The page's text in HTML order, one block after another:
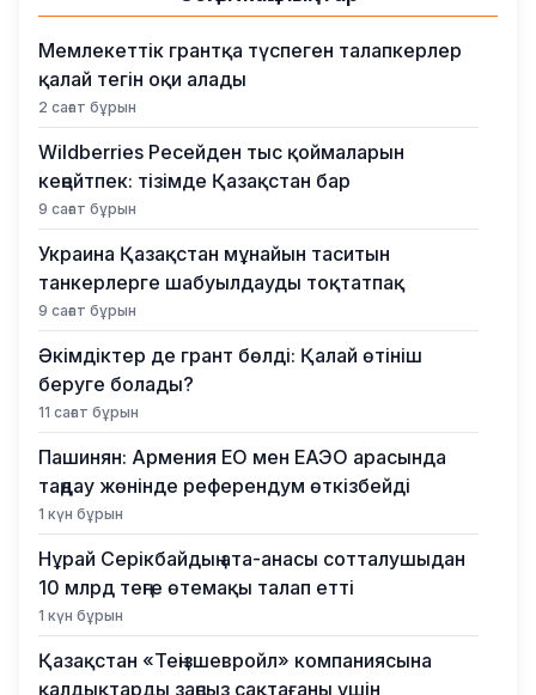
Мемлекеттік грантқа түспеген талапкерлер
қалай тегін оқи алады
2 сағат бұрын
Wildberries Ресейден тыс қоймаларын
кеңейтпек: тізімде Қазақстан бар
9 сағат бұрын
Украина Қазақстан мұнайын таситын
танкерлерге шабуылдауды тоқтатпақ
9 сағат бұрын
Әкімдіктер де грант бөлді: Қалай өтініш
беруге болады?
11 сағат бұрын
Пашинян: Армения ЕО мен ЕАЭО арасында
таңдау жөнінде референдум өткізбейді
1 күн бұрын
Нұрай Серікбайдың ата-анасы сотталушыдан
10 млрд теңге өтемақы талап етті
1 күн бұрын
Қазақстан «Теңізшевройл» компаниясына
қалдықтарды заңсыз сақтағаны үшін